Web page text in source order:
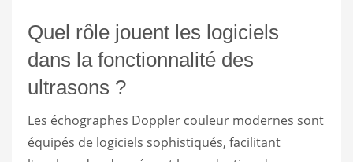
Quel rôle jouent les logiciels
dans la fonctionnalité des
ultrasons ?
Les échographes Doppler couleur modernes sont
équipés de logiciels sophistiqués, facilitant